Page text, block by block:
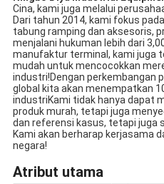
Cina, kami juga melalui
Dari tahun 2014, kami fokus
tabung ramping dan aksesoris,
menjalani hukuman lebih dari
manufaktur terminal, kami juga
mudah untuk mencocokkan
industri!Dengan perkembangan
global kita akan menempatkan
industriKami tidak hanya dapat
produk murah, tetapi juga
dan referensi kasus, tetapi juga
Kami akan berharap kerjasama
negara!
Atribut utama